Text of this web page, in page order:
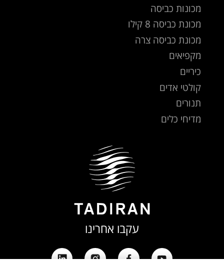
מכונות כביסה
מכונת כביסה 8 קילו
מכונת כביסה צרה
מקפיאים
כיריים
קולטי אדים
תנורים
מדיחי כלים
עקבו אחרינו